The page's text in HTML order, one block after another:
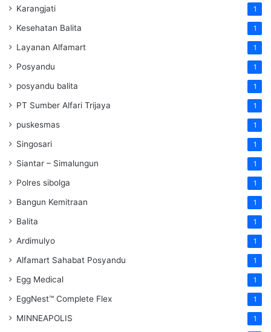
Karangjati 1
Kesehatan Balita 1
Layanan Alfamart 1
Posyandu 1
posyandu balita 1
PT Sumber Alfari Trijaya 1
puskesmas 1
Singosari 1
Siantar – Simalungun 1
Polres sibolga 1
Bangun Kemitraan 1
Balita 1
Ardimulyo 1
Alfamart Sahabat Posyandu 1
Egg Medical 1
EggNest™ Complete Flex 1
MINNEAPOLIS 1